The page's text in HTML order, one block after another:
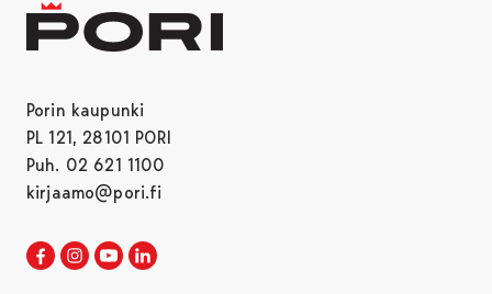
Porin kaupunki
PL 121, 28101 PORI
Puh. 02 621 1100
kirjaamo@pori.fi
Porin kaupunki Facebookissa
Avautuu uudessa välilehdessä
Porin kaupunki Instagramissa
Avautuu uudessa välilehdessä
Porin kaupunki Youtubessa
Avautuu uudessa välilehdessä